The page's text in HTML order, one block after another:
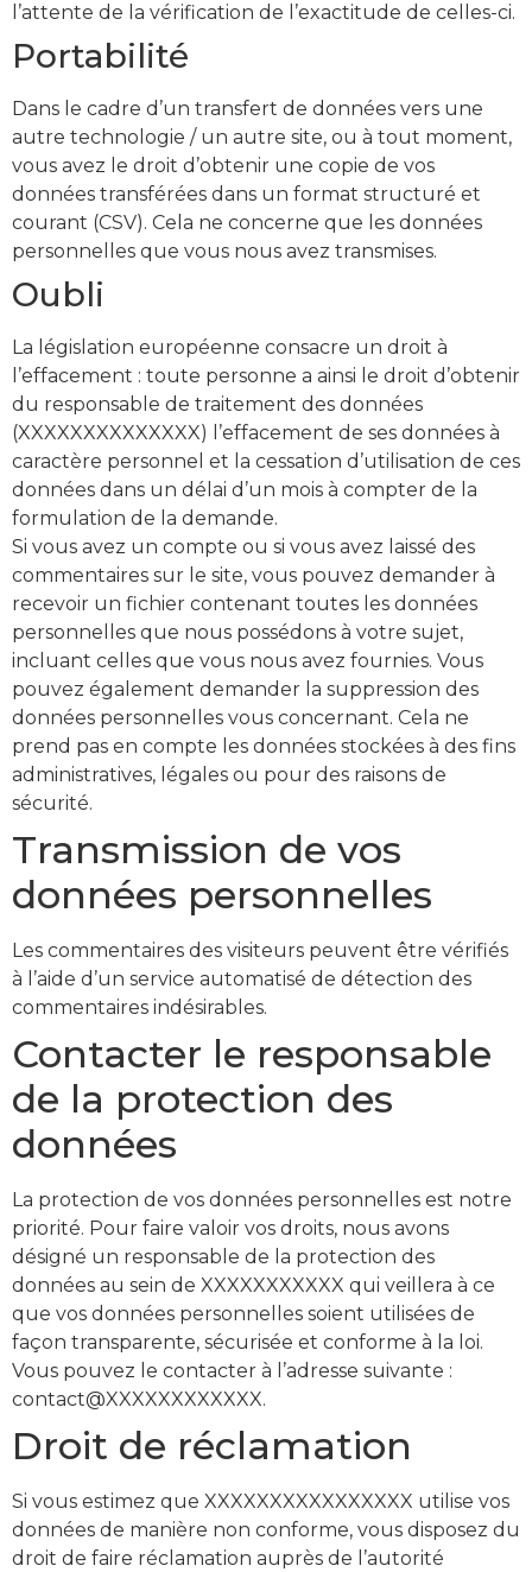
l’attente de la vérification de l’exactitude de celles-ci.
Portabilité
Dans le cadre d’un transfert de données vers une
autre technologie / un autre site, ou à tout moment,
vous avez le droit d’obtenir une copie de vos
données transférées dans un format structuré et
courant (CSV). Cela ne concerne que les données
personnelles que vous nous avez transmises.
Oubli
La législation européenne consacre un droit à
l’effacement : toute personne a ainsi le droit d’obtenir
du responsable de traitement des données
(XXXXXXXXXXXXXX) l’effacement de ses données à
caractère personnel et la cessation d’utilisation de ces
données dans un délai d’un mois à compter de la
formulation de la demande.
Si vous avez un compte ou si vous avez laissé des
commentaires sur le site, vous pouvez demander à
recevoir un fichier contenant toutes les données
personnelles que nous possédons à votre sujet,
incluant celles que vous nous avez fournies. Vous
pouvez également demander la suppression des
données personnelles vous concernant. Cela ne
prend pas en compte les données stockées à des fins
administratives, légales ou pour des raisons de
sécurité.
Transmission de vos
données personnelles
Les commentaires des visiteurs peuvent être vérifiés
à l’aide d’un service automatisé de détection des
commentaires indésirables.
Contacter le responsable
de la protection des
données
La protection de vos données personnelles est notre
priorité. Pour faire valoir vos droits, nous avons
désigné un responsable de la protection des
données au sein de XXXXXXXXXXX qui veillera à ce
que vos données personnelles soient utilisées de
façon transparente, sécurisée et conforme à la loi.
Vous pouvez le contacter à l’adresse suivante :
contact@XXXXXXXXXXXX.
Droit de réclamation
Si vous estimez que XXXXXXXXXXXXXXXX utilise vos
données de manière non conforme, vous disposez du
droit de faire réclamation auprès de l’autorité